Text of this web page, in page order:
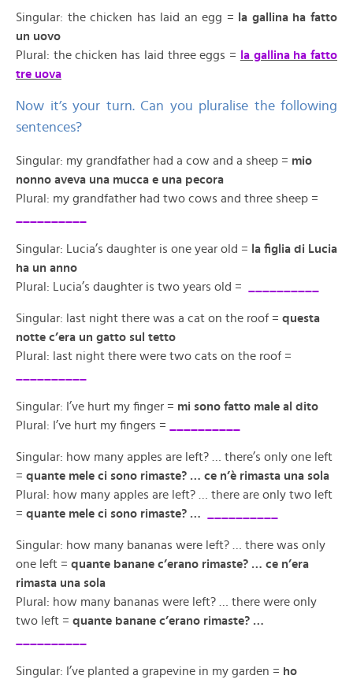
Singular: the chicken has laid an egg =
la gallina ha fatto
un uovo
Plural: the chicken has laid three eggs =
la gallina ha fatto
tre uova
Now it’s your turn. Can you pluralise the following
sentences?
Singular: my grandfather had a cow and a sheep = mio
nonno aveva una mucca e una pecora
Plural: my grandfather had two cows and three sheep =
Singular: Lucia’s daughter is one year old = la figlia di Lucia
ha un anno
Plural: Lucia’s daughter is two years old =
Singular: last night there was a cat on the roof = questa
notte c’era un gatto sul tetto
Plural: last night there were two cats on the roof =
Singular: I’ve hurt my finger = mi sono fatto male al dito
Plural: I’ve hurt my fingers =
Singular: how many apples are left? … there’s only one left
= quante mele ci sono rimaste? … ce n’è rimasta una sola
Plural: how many apples are left? … there are only two left
= quante mele ci sono rimaste? …
Singular: how many bananas were left? … there was only
one left = quante banane c’erano rimaste? … ce n’era
rimasta una sola
Plural: how many bananas were left? … there were only
two left = quante banane c’erano rimaste? …
Singular: I’ve planted a grapevine in my garden = ho